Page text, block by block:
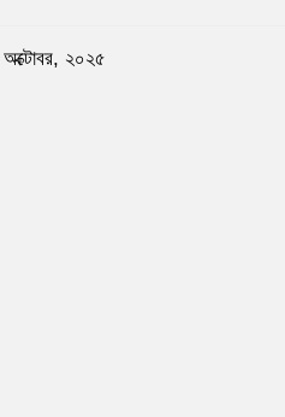
২০২৫